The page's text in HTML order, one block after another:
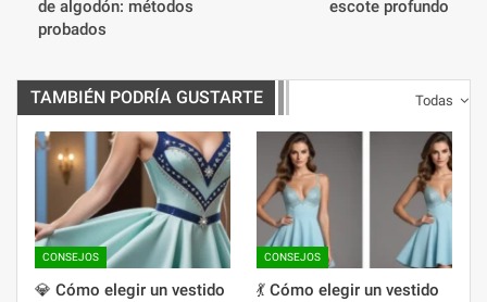
de algodón: métodos
probados
escote profundo
Todas
TAMBIÉN PODRÍA GUSTARTE
CONSEJOS
💎 Cómo elegir un vestido
CONSEJOS
💃 Cómo elegir un vestido